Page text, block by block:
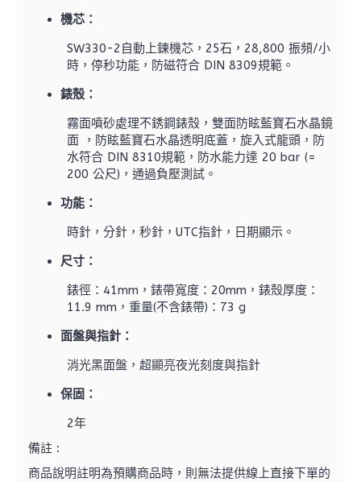
機芯：
SW330-2自動上鍊機芯，25石，28,800 振頻/小
時，停秒功能，防磁符合 DIN 8309規範。
錶殼：
霧面噴砂處理不銹鋼錶殼，雙面防眩藍寶石水晶鏡
面 ，防眩藍寶石水晶透明底蓋，旋入式龍頭，防
水符合 DIN 8310規範，防水能力達 20 bar (=
200 公尺)，通過負壓測試。
功能：
時針，分針，秒針，UTC指針，日期顯示。
尺寸：
錶徑：41mm，錶帶寬度：20mm，錶殼厚度：
11.9 mm，重量(不含錶帶)：73 g
面盤與指針：
消光黑面盤，超顯亮夜光刻度與指針
保固：
2年
備註 :
商品說明註明為預購商品時，則無法提供線上直接下單的